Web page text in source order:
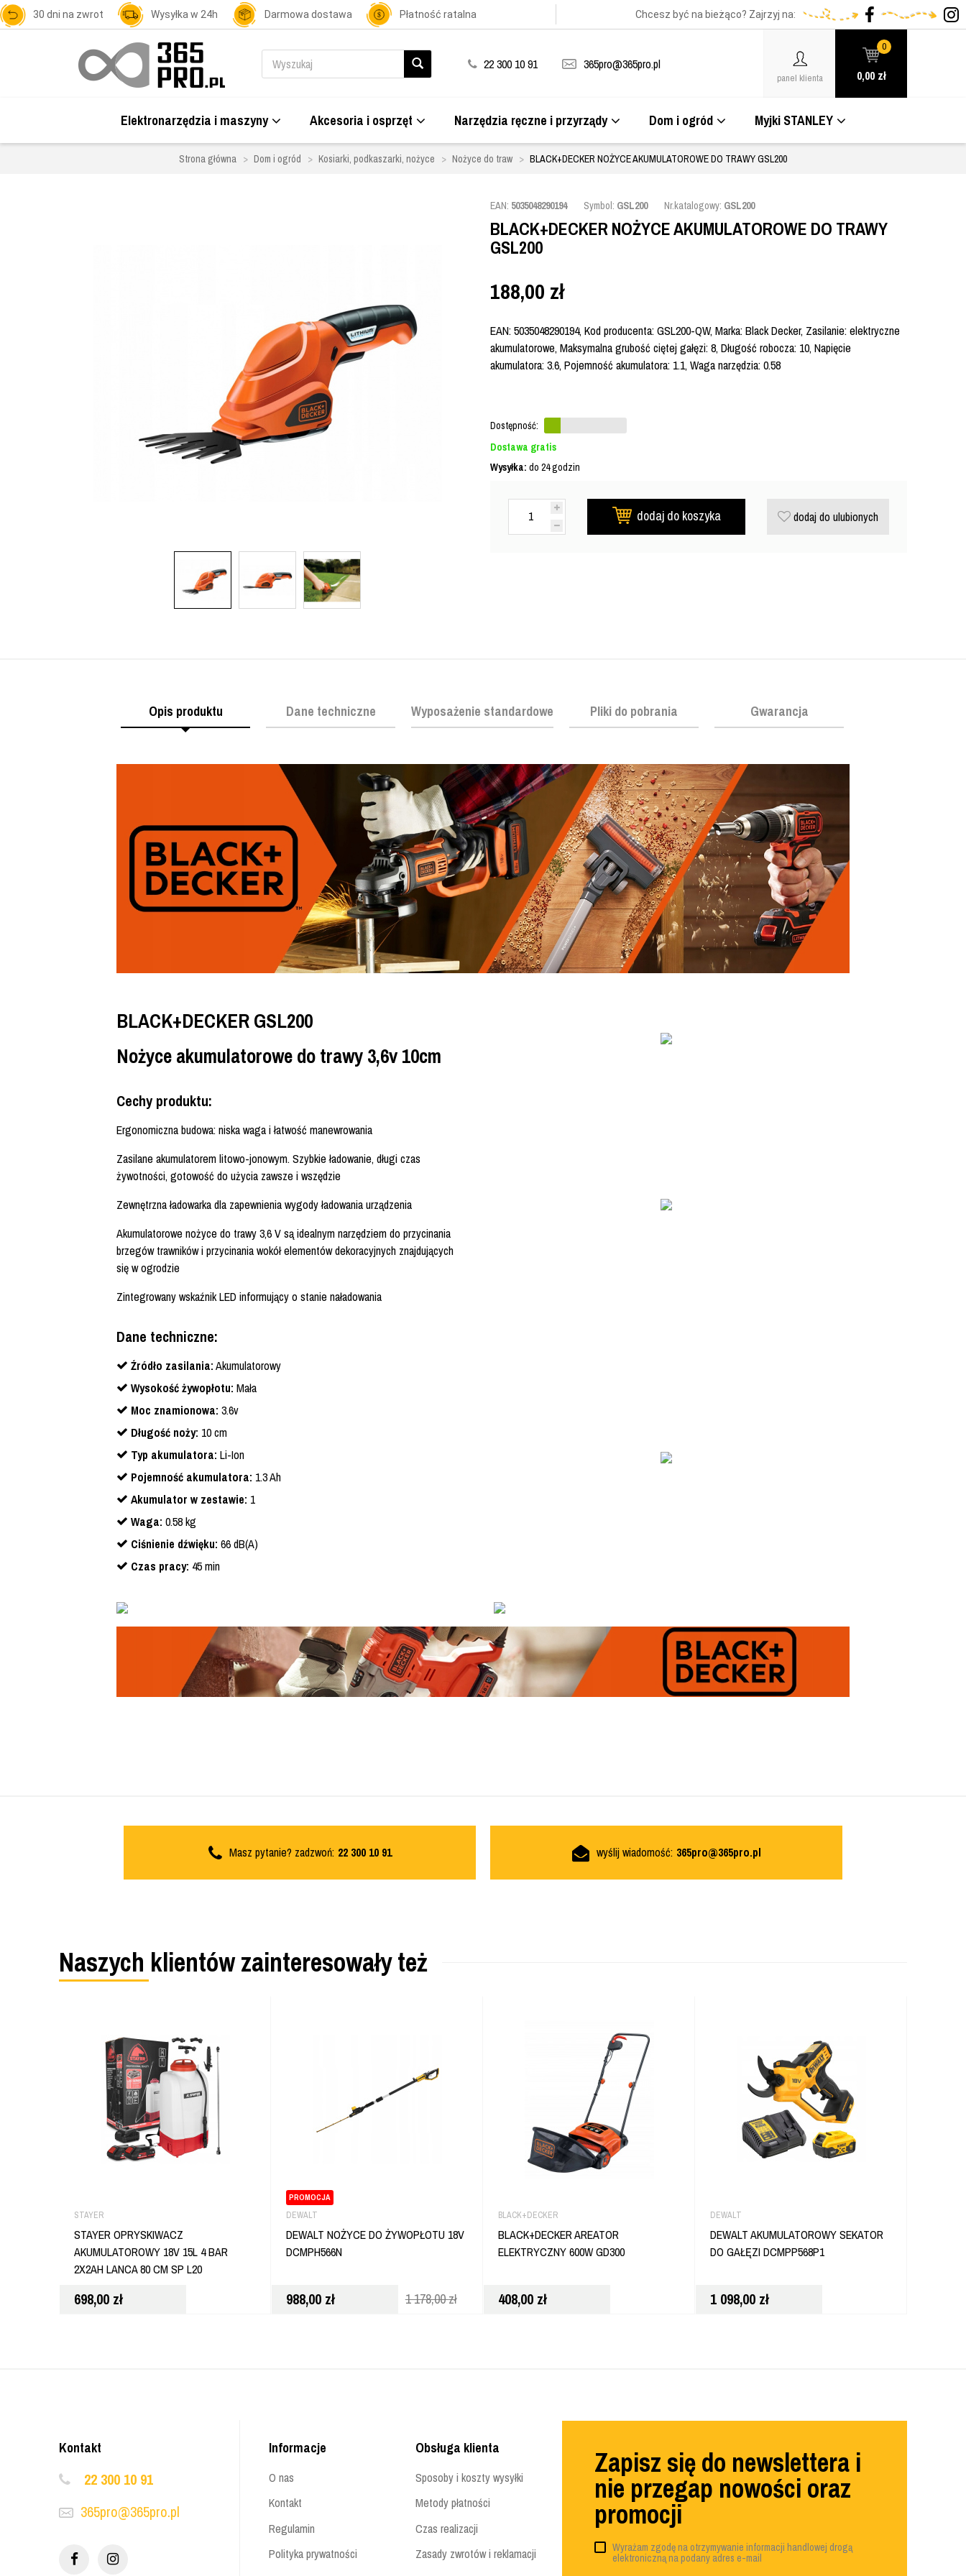
30 dni na zwrot Wysyłka w 24h Darmowa dostawa Płatność ratalna Chcesz być na bieżąco? Zajrzyj na:
22 300 10 91 365pro@365pro.pl
panel klienta
0
0,00 zł
Elektronarzędzia i maszyny Akcesoria i osprzęt Narzędzia ręczne i przyrządy Dom i ogród Myjki STANLEY
Strona główna Dom i ogród Kosiarki, podkaszarki, nożyce Nożyce do traw BLACK+DECKER NOŻYCE AKUMULATOROWE DO TRAWY GSL200
EAN: 5035048290194 Symbol: GSL200 Nr.katalogowy: GSL200
BLACK+DECKER NOŻYCE AKUMULATOROWE DO TRAWY
GSL200
188,00 zł
EAN: 5035048290194, Kod producenta: GSL200-QW, Marka: Black Decker, Zasilanie: elektryczne
akumulatorowe, Maksymalna grubość ciętej gałęzi: 8, Długość robocza: 10, Napięcie
akumulatora: 3.6, Pojemność akumulatora: 1.1, Waga narzędzia: 0.58
Dostępność:
Dostawa gratis
Wysyłka: do 24 godzin
dodaj do koszyka dodaj do ulubionych
Opis produktu Dane techniczne Wyposażenie standardowe Pliki do pobrania Gwarancja
BLACK+DECKER GSL200
Nożyce akumulatorowe do trawy 3,6v 10cm
Cechy produktu:
Ergonomiczna budowa: niska waga i łatwość manewrowania
Zasilane akumulatorem litowo-jonowym. Szybkie ładowanie, długi czas
żywotności, gotowość do użycia zawsze i wszędzie
Zewnętrzna ładowarka dla zapewnienia wygody ładowania urządzenia
Akumulatorowe nożyce do trawy 3,6 V są idealnym narzędziem do przycinania
brzegów trawników i przycinania wokół elementów dekoracyjnych znajdujących
się w ogrodzie
Zintegrowany wskaźnik LED informujący o stanie naładowania
Dane techniczne:
Źródło zasilania:Akumulatorowy
Wysokość żywopłotu: Mała
Moc znamionowa: 3.6v
Długość noży: 10 cm
Typ akumulatora: Li-Ion
Pojemność akumulatora: 1.3 Ah
Akumulator w zestawie: 1
Waga: 0.58 kg
Ciśnienie dźwięku: 66 dB(A)
Czas pracy: 45 min
Masz pytanie? zadzwoń: 22 300 10 91 wyślij wiadomość: 365pro@365pro.pl
Naszych klientów zainteresowały też
STAYER
STAYER OPRYSKIWACZ
AKUMULATOROWY 18V 15L 4 BAR
2X2AH LANCA 80 CM SP L20
698,00 zł
PROMOCJA
DEWALT
DEWALT NOŻYCE DO ŻYWOPŁOTU 18V
DCMPH566N
988,00 zł 1 178,00zł
BLACK+DECKER
BLACK+DECKER AREATOR
ELEKTRYCZNY 600W GD300
408,00 zł
DEWALT
DEWALT AKUMULATOROWY SEKATOR
DO GAŁĘZI DCMPP568P1
1 098,00 zł
Zapisz się do newslettera i
nie przegap nowości oraz
promocji
Wyrażam zgodę na otrzymywanie informacji handlowej drogą
elektroniczną na podany adres e-mail
Informacje
O nas
Kontakt
Regulamin
Polityka prywatności
Obsługa klienta
Sposoby i koszty wysyłki
Metody płatności
Czas realizacji
Zasady zwrotów i reklamacji
Kontakt
22 300 10 91
365pro@365pro.pl